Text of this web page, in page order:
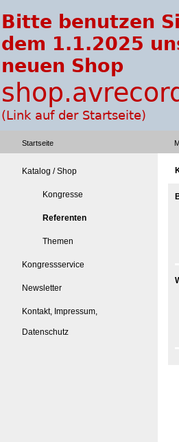
Startseite
Katalog / Shop
Kongresse
Referenten
Themen
Kongressservice
Newsletter
Kontakt, Impressum,
Datenschutz